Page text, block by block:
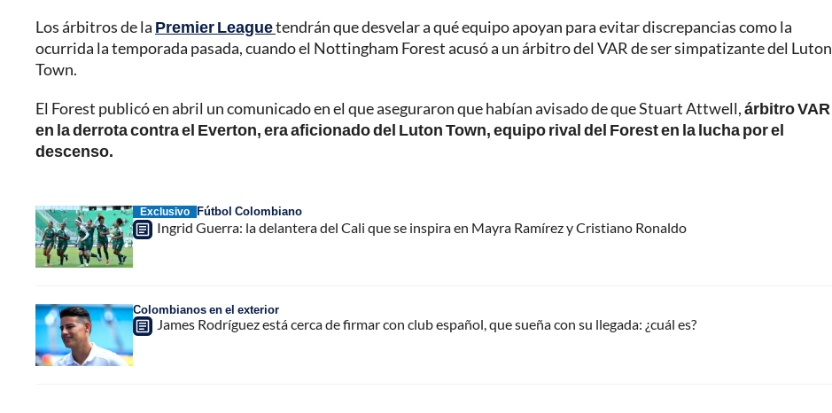
Los árbitros de la Premier Leaguetendrán que desvelar a qué equipo apoyan para evitar discrepancias como la
ocurrida la temporada pasada, cuando el Nottingham Forest acusó a un árbitro del VAR de ser simpatizante del Luton
Town.
El Forest publicó en abril un comunicado en el que aseguraron que habían avisado de que Stuart Attwell,árbitro VAR
en la derrota contra el Everton, era aficionado del Luton Town, equipo rival del Forest en la lucha por el
descenso.
Exclusivo Fútbol Colombiano
Ingrid Guerra: la delantera del Cali que se inspira en Mayra Ramírez y Cristiano Ronaldo
Colombianos en el exterior
James Rodríguez está cerca de firmar con club español, que sueña con su llegada: ¿cuál es?